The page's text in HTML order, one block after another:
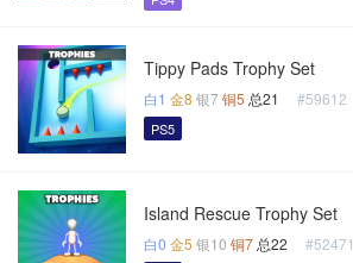
Tippy Pads Trophy Set
白1 金8 银7 铜5 总21 #59612
PS5
Island Rescue Trophy Set
白0 金5 银10 铜7 总22 #52471